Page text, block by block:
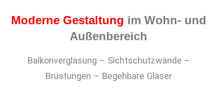
Moderne Gestaltung im Wohn- und
Außenbereich
Balkonverglasung – Sichtschutzwände –
Brüstungen – Begehbare Gläser